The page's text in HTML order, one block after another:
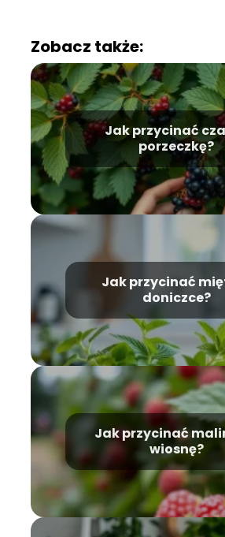
Zobacz także:
Jak przycinać
porzeczkę?
Jak przycinać
doniczce?
Jak przycinać
wiosnę?